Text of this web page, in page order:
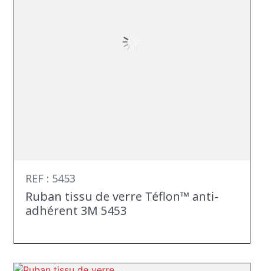
REF : 5453
Ruban tissu de verre Téflon™ anti-
adhérent 3M 5453